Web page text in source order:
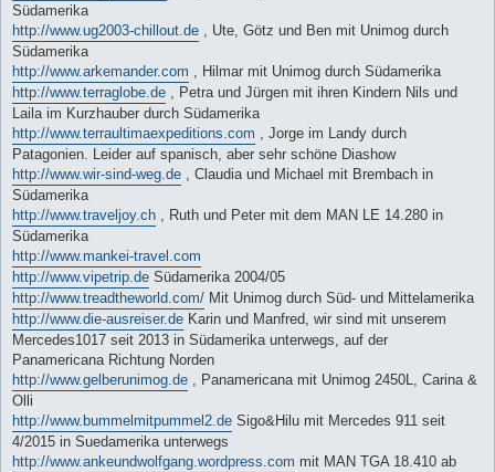
Südamerika
http://www.ug2003-chillout.de , Ute, Götz und Ben mit Unimog durch
Südamerika
http://www.arkemander.com , Hilmar mit Unimog durch Südamerika
http://www.terraglobe.de , Petra und Jürgen mit ihren Kindern Nils und
Laila im Kurzhauber durch Südamerika
http://www.terraultimaexpeditions.com , Jorge im Landy durch
Patagonien. Leider auf spanisch, aber sehr schöne Diashow
http://www.wir-sind-weg.de , Claudia und Michael mit Brembach in
Südamerika
http://www.traveljoy.ch , Ruth und Peter mit dem MAN LE 14.280 in
Südamerika
http://www.mankei-travel.com
http://www.vipetrip.de Südamerika 2004/05
http://www.treadtheworld.com/ Mit Unimog durch Süd- und Mittelamerika
http://www.die-ausreiser.de Karin und Manfred, wir sind mit unserem
Mercedes1017 seit 2013 in Südamerika unterwegs, auf der
Panamericana Richtung Norden
http://www.gelberunimog.de , Panamericana mit Unimog 2450L, Carina &
Olli
http://www.bummelmitpummel2.de Sigo&Hilu mit Mercedes 911 seit
4/2015 in Suedamerika unterwegs
http://www.ankeundwolfgang.wordpress.com mit MAN TGA 18.410 ab